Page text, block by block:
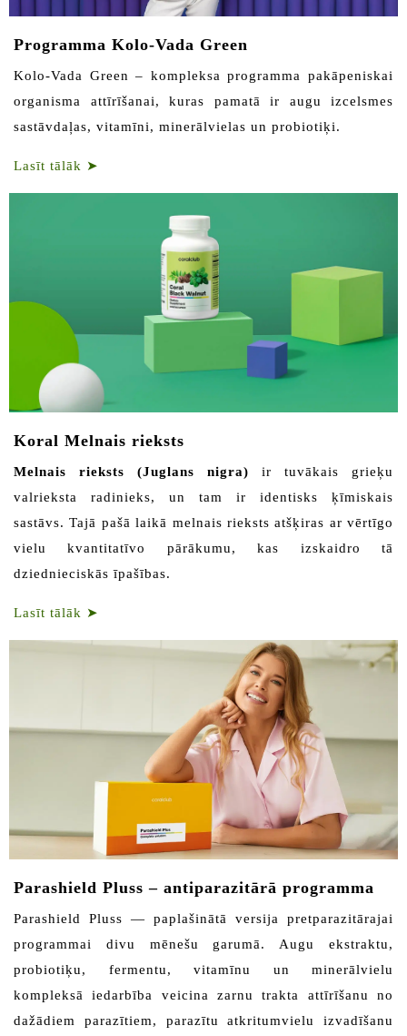
Programma Kolo-Vada Green
Kolo-Vada Green – kompleksa programma pakāpeniskai
organisma attīrīšanai, kuras pamatā ir augu izcelsmes
sastāvdaļas, vitamīni, minerālvielas un probiotiķi.
Lasīt tālāk ➤
Koral Melnais rieksts
Melnais rieksts (Juglans nigra) ir tuvākais grieķu
valrieksta radinieks, un tam ir identisks ķīmiskais
sastāvs. Tajā pašā laikā melnais rieksts atšķiras ar vērtīgo
vielu kvantitatīvo pārākumu, kas izskaidro tā
dziednieciskās īpašības.
Lasīt tālāk ➤
Parashield Pluss – antiparazitārā programma
Parashield Pluss — paplašinātā versija pretparazitārajai
programmai divu mēnešu garumā. Augu ekstraktu,
probiotiķu, fermentu, vitamīnu un minerālvielu
kompleksā iedarbība veicina zarnu trakta attīrīšanu no
dažādiem parazītiem, parazītu atkritumvielu izvadīšanu